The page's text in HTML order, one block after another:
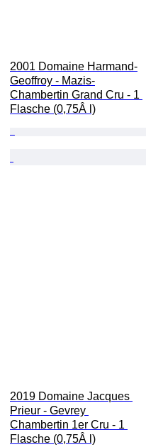
2001 Domaine Harmand-
Geoffroy - Mazis-
Chambertin Grand Cru - 1
Flasche (0,75Â l)
2019 Domaine Jacques
Prieur - Gevrey
Chambertin 1er Cru - 1
Flasche (0,75Â l)